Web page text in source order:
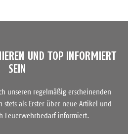
UND TOP INFORMIERT
SEIN
unseren regelmäßig erscheinenden
stets als Erster über neue Artikel und
Feuerwehrbedarf informiert.